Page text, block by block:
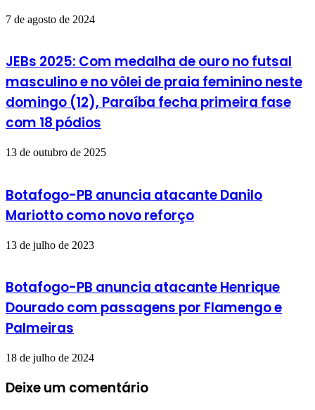
7 de agosto de 2024
JEBs 2025: Com medalha de ouro no futsal
masculino e no vôlei de praia feminino neste
domingo (12), Paraíba fecha primeira fase
com 18 pódios
13 de outubro de 2025
Botafogo-PB anuncia atacante Danilo
Mariotto como novo reforço
13 de julho de 2023
Botafogo-PB anuncia atacante Henrique
Dourado com passagens por Flamengo e
Palmeiras
18 de julho de 2024
Deixe um comentário